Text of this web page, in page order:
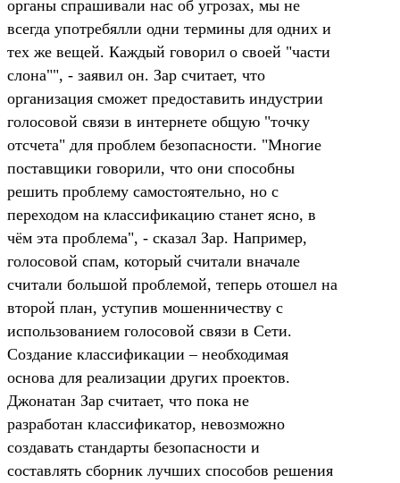
органы спрашивали нас об угрозах, мы не
всегда употребялли одни термины для одних и
тех же вещей. Каждый говорил о своей "части
слона"", - заявил он. Зар считает, что
организация сможет предоставить индустрии
голосовой связи в интернете общую "точку
отсчета" для проблем безопасности. "Многие
поставщики говорили, что они способны
решить проблему самостоятельно, но с
переходом на классификацию станет ясно, в
чём эта проблема", - сказал Зар. Например,
голосовой спам, который считали вначале
считали большой проблемой, теперь отошел на
второй план, уступив мошенничеству с
использованием голосовой связи в Сети.
Создание классификации – необходимая
основа для реализации других проектов.
Джонатан Зар считает, что пока не
разработан классификатор, невозможно
создавать стандарты безопасности и
составлять сборник лучших способов решения